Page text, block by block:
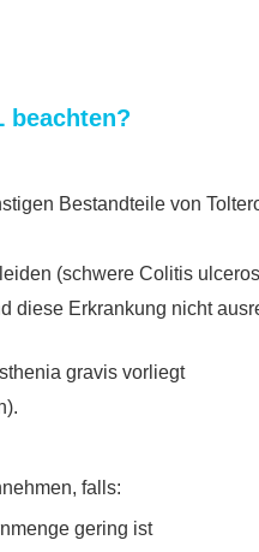
beachten?
Bestandteile von
leiden (schwere Colitis
diese Erkrankung nicht
gravis vorliegt
falls:
gering ist